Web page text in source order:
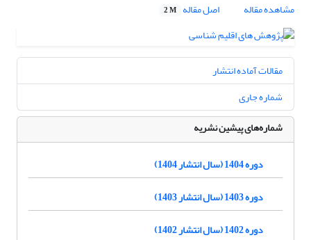
مشاهده مقاله
اصل مقاله 2 M
مقالات آماده انتشار
شماره جاری
شماره‌های پیشین نشریه
دوره 1404 (سال انتشار 1404)
دوره 1403 (سال انتشار 1403)
دوره 1402 (سال انتشار 1402)